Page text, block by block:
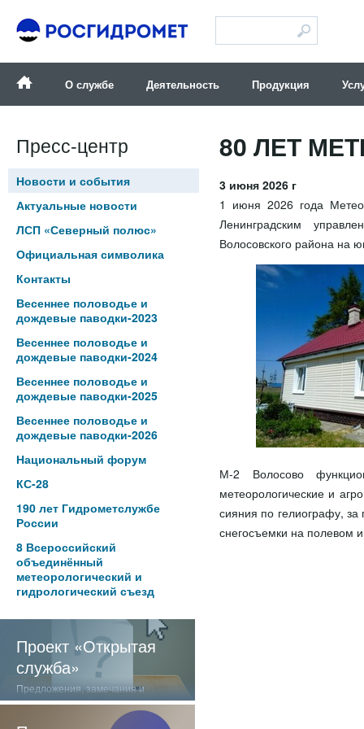
О службе Деятельность Продукция
Пресс-центр
Новости и события
Актуальные новости
ЛСП «Северный полюс»
Официальная символика
Контакты
Весеннее половодье и
дождевые паводки-2023
Весеннее половодье и
дождевые паводки-2024
Весеннее половодье и
дождевые паводки-2025
Весеннее половодье и
дождевые паводки-2026
Национальный форум
КС-28
190 лет Гидрометслужбе
России
8 Всероссийский
объединённый
метеорологический и
гидрологический съезд
Проект «Открытая
служба»
Предложения, замечания и
отзывы о нашей работе
80 ЛЕТ
3 июня 2026 г
1 июня 2026 года
Ленинградским
Волосовского района на
М-2 Волосово
метеорологические и
сияния по гелиографу,
снегосъемки на полевом